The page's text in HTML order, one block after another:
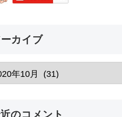
カイブ
のコメント